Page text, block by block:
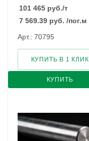
101 465 руб./т
7 569.39 руб. /пог.м
Арт.: 70795
КУПИТЬ
КУПИТЬ В 1 КЛИК